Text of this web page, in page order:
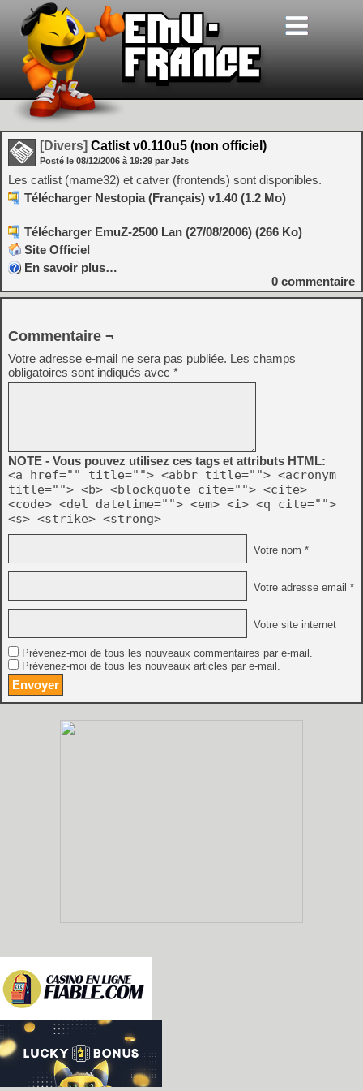
[Divers] Catlist v0.110u5 (non officiel)
Posté le 08/12/2006 à 19:29 par Jets
Les catlist (mame32) et catver (frontends) sont disponibles.
Télécharger Nestopia (Français) v1.40 (1.2 Mo)
Télécharger EmuZ-2500 Lan (27/08/2006) (266 Ko)
Site Officiel
En savoir plus…
0 commentaire
Commentaire ¬
Votre adresse e-mail ne sera pas publiée. Les champs
obligatoires sont indiqués avec *
NOTE - Vous pouvez utilisez ces tags et attributs HTML:
<a href="" title=""> <abbr title=""> <acronym
title=""> <b> <blockquote cite=""> <cite>
<code> <del datetime=""> <em> <i> <q cite="">
<s> <strike> <strong>
Votre nom *
Votre adresse email *
Votre site internet
Prévenez-moi de tous les nouveaux commentaires par e-mail.
Prévenez-moi de tous les nouveaux articles par e-mail.